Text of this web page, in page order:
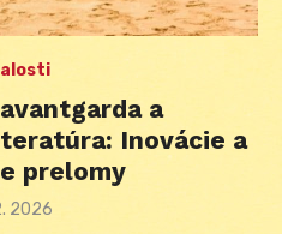
a
Inovácie a
prelomy
2026